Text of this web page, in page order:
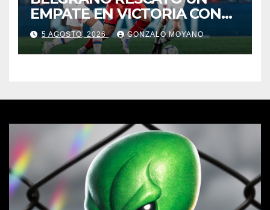
EMPATE EN VICTORIA CON
CARDOZO COMO FIGURA
5 AGOSTO, 2026 GONZALO MOYANO